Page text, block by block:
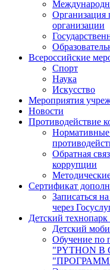
Организация
организации
Всероссийские
Спорт
Наука
Искусство
Мероприятия
Новости
Противодействие
Обратная
коррупции
Сертификат
Записаться
через
Детский
Детский
Обучение по
"PYTHON В